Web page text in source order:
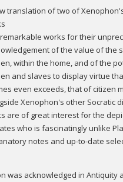
translation of two of
works for their
of the value of the
within the home, and of the
and slaves to display virtue
even exceeds, that of citizen
Xenophon's other Socratic
are of great interest for the
who is fascinatingly unlike
notes and up-to-date
was acknowledged in Antiquity